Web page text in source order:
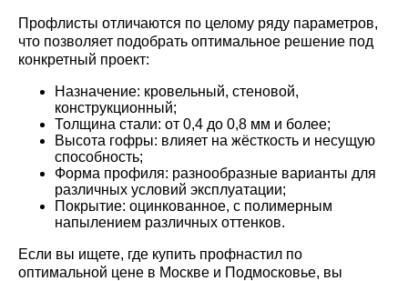
Профлисты отличаются по целому ряду параметров,
что позволяет подобрать оптимальное решение под
конкретный проект:
Назначение: кровельный, стеновой,
конструкционный;
Толщина стали: от 0,4 до 0,8 мм и более;
Высота гофры: влияет на жёсткость и несущую
способность;
Форма профиля: разнообразные варианты для
различных условий эксплуатации;
Покрытие: оцинкованное, с полимерным
напылением различных оттенков.
Если вы ищете, где купить профнастил по
оптимальной цене в Москве и Подмосковье, вы